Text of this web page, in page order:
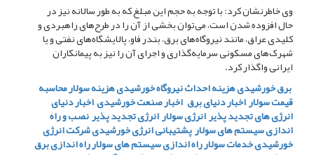
وی خاطرنشان کرد: با توجه به حجم این مبلغ که به طور سالانه نیز در
حال افزوده شدن است، می‌توان بخشی از آن را در طرح‌های راهبردی و
کلیدی عراق، مانند نیروگاه‌های برق، بندر فاو، پالایشگاه‌های نفتی و یا
شهرک‌های مسکونی سرمایه‌گذاری و اجرای آن را نیز به پیمانکاران
ایرانی واگذار کرد.
برق خورشیدیهزینه احداث نیروگاه خورشیدیهزینه سولارمحاسبه
قیمت سولاراخبار دنیای برق اخبار صنعت خورشیدیاخبار دنیای
انرژی های تجدید پذیرانرژی سولارانرژی تجدید پذیرنصب و راه
اندازی سیستم های سولارپشتیبانی انرژی خورشیدیشرکت انرژی
خورشیدیخدمات سولارراه اندازی سیستم های سولارراه اندازی برق